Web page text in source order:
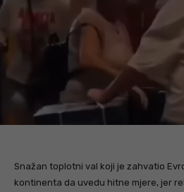
Snažan toplotni val koji je zahvatio
kontinenta da uvedu hitne mjere, jer